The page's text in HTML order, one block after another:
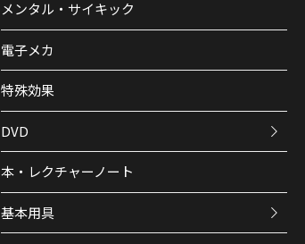
メンタル・サイキック
電子メカ
特殊効果
DVD
本・レクチャーノート
基本用具